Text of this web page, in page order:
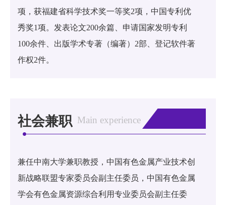
项，获福建省科学技术奖一等奖2项，中国专利优
秀奖1项。发表论文200余篇、申请国家发明专利
100余件、出版学术专著（编著）2部、登记软件著
作权2件。
社会兼职 Main experience
兼任中南大学兼职教授，中国有色金属产业技术创
新战略联盟专家委员会副主任委员，中国有色金属
学会有色金属资源综合利用专业委员会副主任委